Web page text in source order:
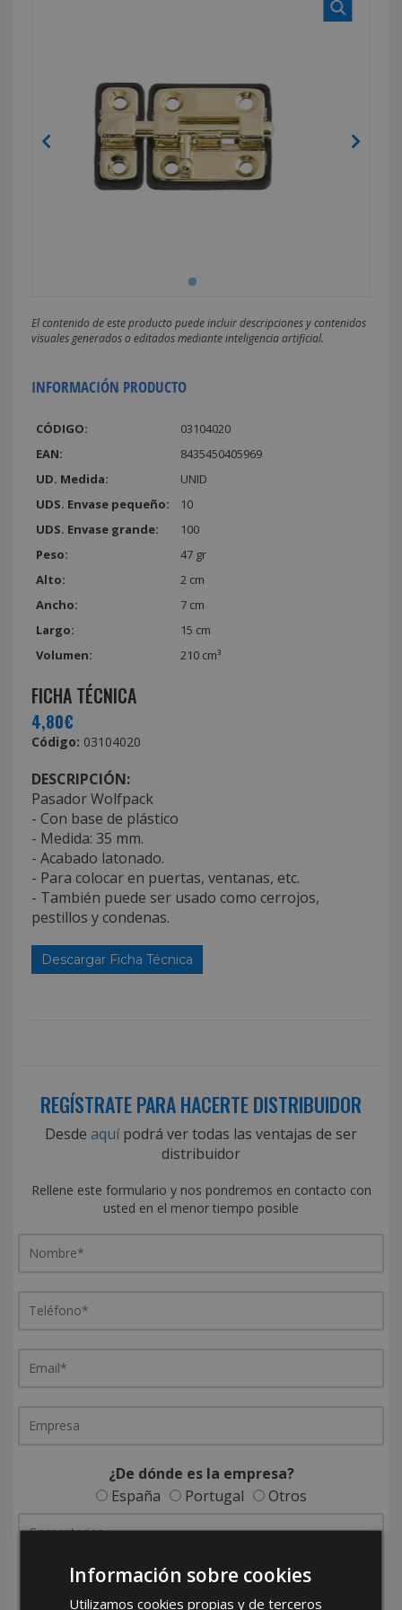
El contenido de este producto puede incluir descripciones y contenidos
visuales generados o editados mediante inteligencia artificial.
INFORMACIÓN PRODUCTO
CÓDIGO:
03104020
EAN:
8435450405969
UD. Medida:
UNID
UDS. Envase pequeño:
10
UDS. Envase grande:
100
Peso:
47 gr
Alto:
2 cm
Ancho:
7 cm
Largo:
15 cm
Volumen:
210 cm³
FICHA TÉCNICA
4,80€
Código: 03104020
DESCRIPCIÓN:
Pasador Wolfpack
- Con base de plástico
- Medida: 35 mm.
- Acabado latonado.
- Para colocar en puertas, ventanas, etc.
- También puede ser usado como cerrojos,
pestillos y condenas.
Descargar Ficha Técnica
REGÍSTRATE PARA HACERTE DISTRIBUIDOR
Desde aquípodrá ver todas las ventajas de ser
distribuidor
Rellene este formulario y nos pondremos en contacto con
usted en el menor tiempo posible
¿De dónde es la empresa?
España
Portugal Otros
Información sobre cookies
Utilizamos cookies propias y de terceros